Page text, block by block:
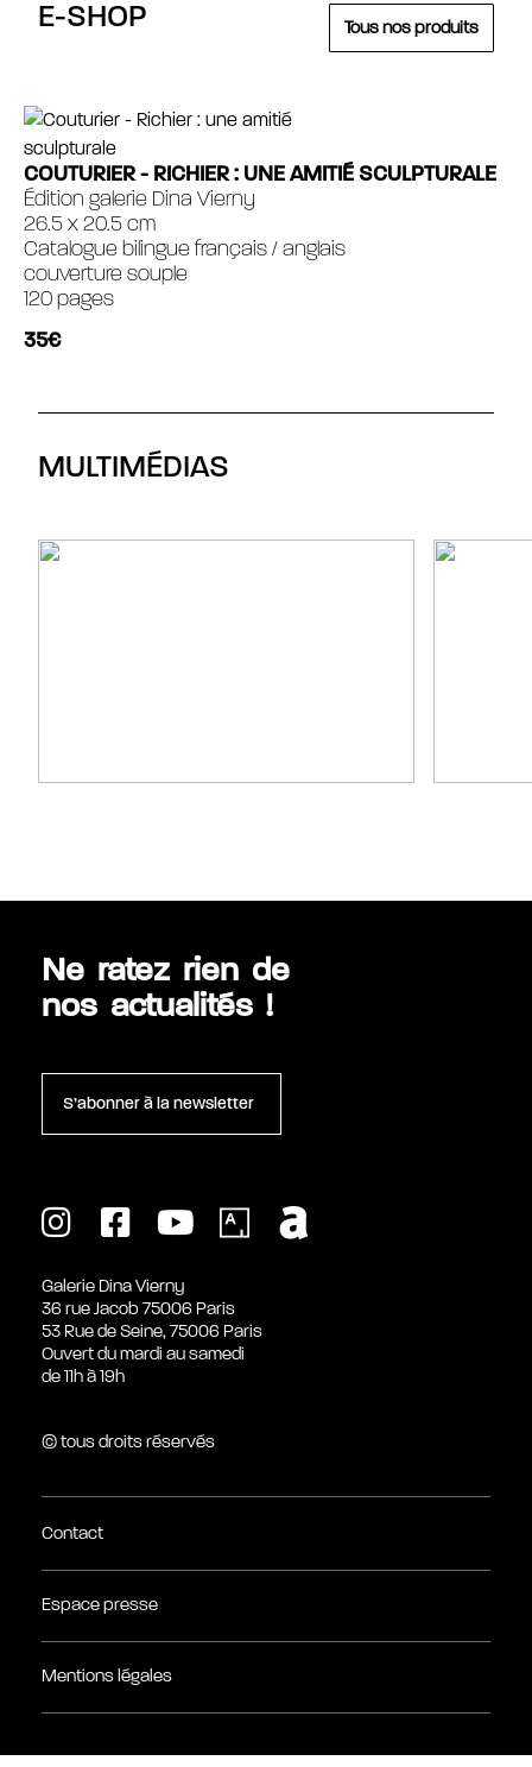
E-SHOP Tous nos produits
COUTURIER - RICHIER : UNE AMITIÉ SCULPTURALE
Édition galerie Dina Vierny
26.5 x 20.5 cm
Catalogue bilingue français / anglais
couverture souple
120 pages
35€
MULTIMÉDIAS
Ne ratez rien de
nos actualités !
S’abonner à la newsletter
Galerie Dina Vierny
36 rue Jacob 75006 Paris
53 Rue de Seine, 75006 Paris
Ouvert du mardi au samedi
de 11h à 19h
© tous droits réservés
Contact
Espace presse
Mentions légales